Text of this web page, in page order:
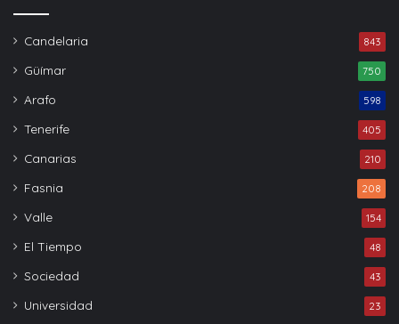
Candelaria 843
Güímar 750
Arafo 598
Tenerife 405
Canarias 210
Fasnia 208
Valle 154
El Tiempo 48
Sociedad 43
Universidad 23